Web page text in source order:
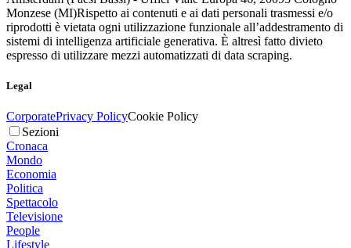
Monzese (MI)Rispetto ai contenuti e ai dati personali trasmessi e/o
riprodotti è vietata ogni utilizzazione funzionale all’addestramento di
sistemi di intelligenza artificiale generativa. È altresì fatto divieto
espresso di utilizzare mezzi automatizzati di data scraping.
Legal
CorporatePrivacy PolicyCookie Policy
Sezioni
Cronaca
Mondo
Economia
Politica
Spettacolo
Televisione
People
Lifestyle